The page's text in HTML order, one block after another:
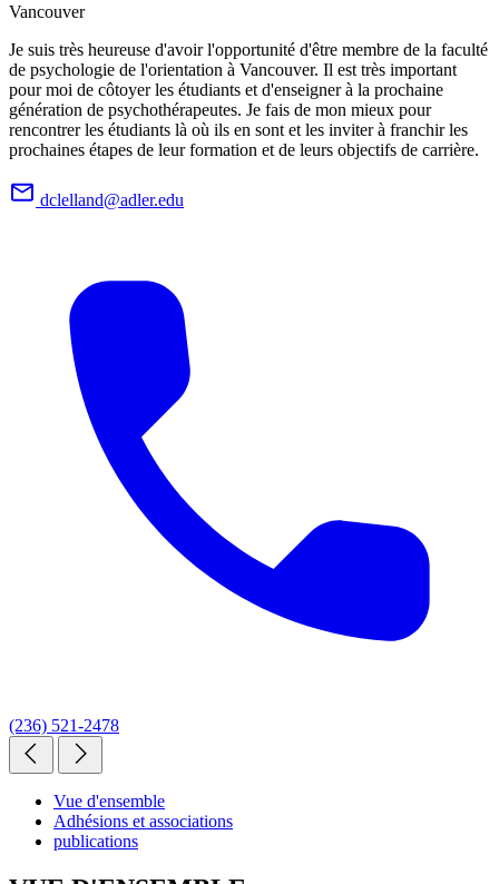
Vancouver
Je suis très heureuse d'avoir l'opportunité d'être membre de la faculté
de psychologie de l'orientation à Vancouver. Il est très important
pour moi de côtoyer les étudiants et d'enseigner à la prochaine
génération de psychothérapeutes. Je fais de mon mieux pour
rencontrer les étudiants là où ils en sont et les inviter à franchir les
prochaines étapes de leur formation et de leurs objectifs de carrière.
dclelland@adler.edu
(236) 521-2478
Vue d'ensemble
Adhésions et associations
publications